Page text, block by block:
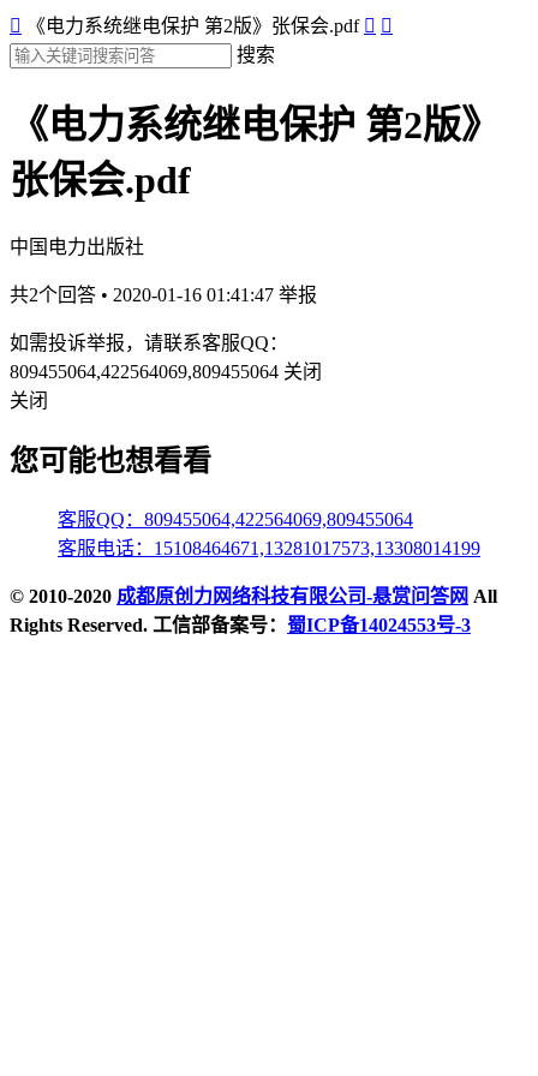
 《电力系统继电保护 第2版》张保会.pdf  
搜索
《电力系统继电保护 第2版》
张保会.pdf
中国电力出版社
共2个回答 • 2020-01-16 01:41:47 举报
如需投诉举报，请联系客服QQ：
809455064,422564069,809455064 关闭
关闭
您可能也想看看
客服QQ：809455064,422564069,809455064
客服电话：15108464671,13281017573,13308014199
© 2010-2020 成都原创力网络科技有限公司-悬赏问答网 All
Rights Reserved. 工信部备案号： 蜀ICP备14024553号-3